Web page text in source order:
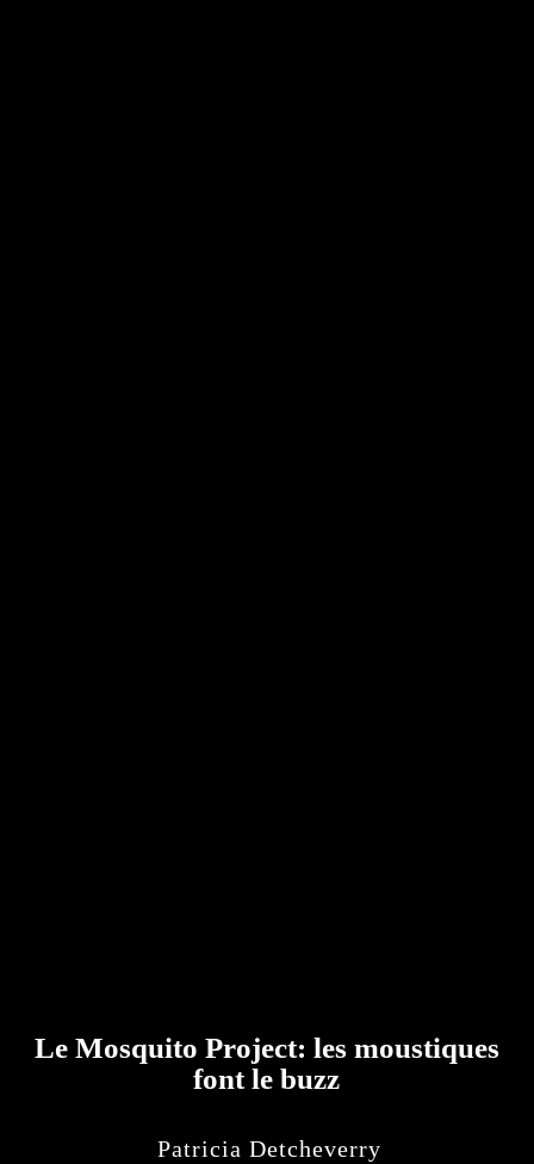
Le Mosquito Project: les moustiques
font le buzz
Patricia Detcheverry